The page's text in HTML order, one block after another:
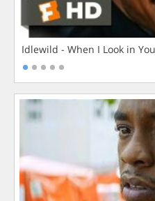
Idlewild - When I Look in